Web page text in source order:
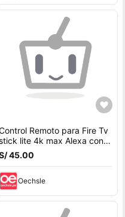
Remoto para Fire Tv
lite 4k max Alexa con
Voz45.00
Oechsle